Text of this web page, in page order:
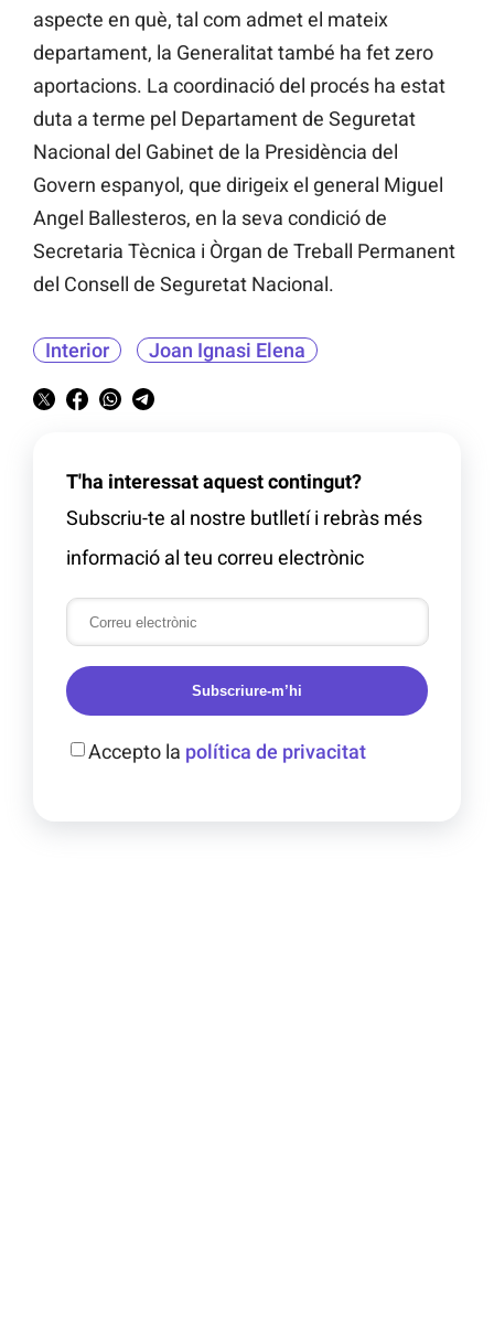
aspecte en què, tal com admet el mateix
departament, la Generalitat també ha fet zero
aportacions. La coordinació del procés ha estat
duta a terme pel Departament de Seguretat
Nacional del Gabinet de la Presidència del
Govern espanyol, que dirigeix el general Miguel
Angel Ballesteros, en la seva condició de
Secretaria Tècnica i Òrgan de Treball Permanent
del Consell de Seguretat Nacional.
Interior Joan Ignasi Elena
T'ha interessat aquest contingut?
Subscriu-te al nostre butlletí i rebràs més
informació al teu correu electrònic
Subscriure-m’hi
Accepto la política de privacitat